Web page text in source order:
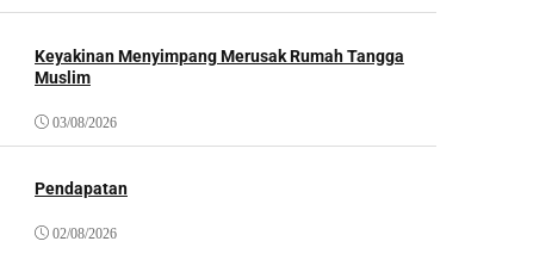
Keyakinan Menyimpang Merusak Rumah Tangga
Muslim
03/08/2026
Pendapatan
02/08/2026